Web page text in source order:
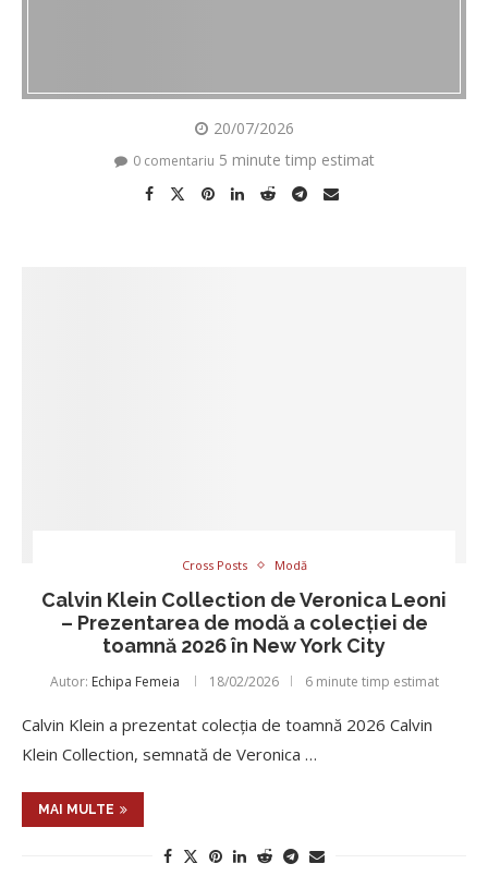
20/07/2026
0 comentariu 5 minute timp estimat
Cross Posts Modă
Calvin Klein Collection de Veronica Leoni
– Prezentarea de modă a colecției de
toamnă 2026 în New York City
Autor: Echipa Femeia 18/02/2026 6 minute timp estimat
Calvin Klein a prezentat colecția de toamnă 2026 Calvin
Klein Collection, semnată de Veronica …
MAI MULTE